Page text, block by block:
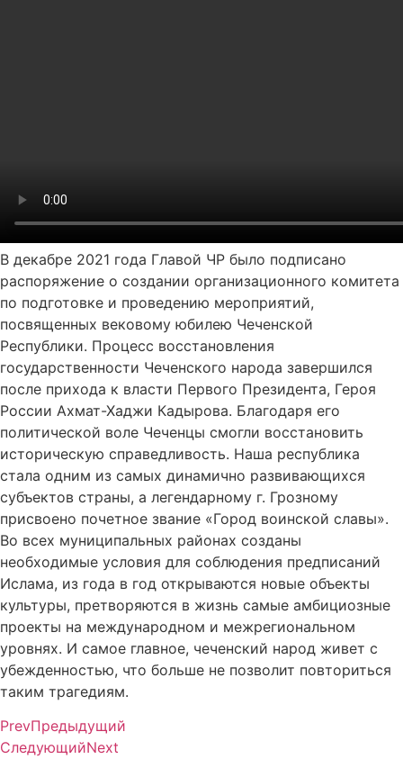
В декабре 2021 года Главой ЧР было подписано
распоряжение о создании организационного комитета
по подготовке и проведению мероприятий,
посвященных вековому юбилею Чеченской
Республики. Процесс восстановления
государственности Чеченского народа завершился
после прихода к власти Первого Президента, Героя
России Ахмат-Хаджи Кадырова. Благодаря его
политической воле Чеченцы смогли восстановить
историческую справедливость. Наша республика
стала одним из самых динамично развивающихся
субъектов страны, а легендарному г. Грозному
присвоено почетное звание «Город воинской славы».
Во всех муниципальных районах созданы
необходимые условия для соблюдения предписаний
Ислама, из года в год открываются новые объекты
культуры, претворяются в жизнь самые амбициозные
проекты на международном и межрегиональном
уровнях. И самое главное, чеченский народ живет с
убежденностью, что больше не позволит повториться
таким трагедиям.
PrevПредыдущий
СледующийNext